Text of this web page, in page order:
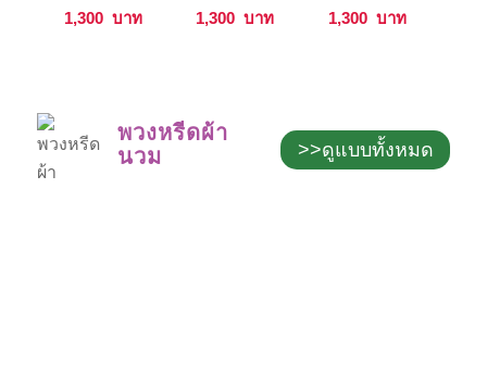
1,300 บาท
1,300 บาท
1,300 บาท
พวงหรีดผ้า
นวม
>>ดูแบบทั้งหมด